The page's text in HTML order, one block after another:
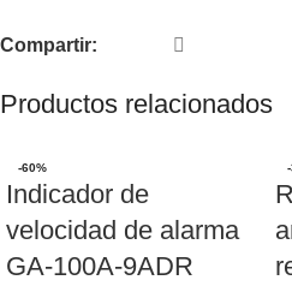
Compartir:
Productos relacionados
-60%
Indicador de
velocidad de alarma
GA-100A-9ADR